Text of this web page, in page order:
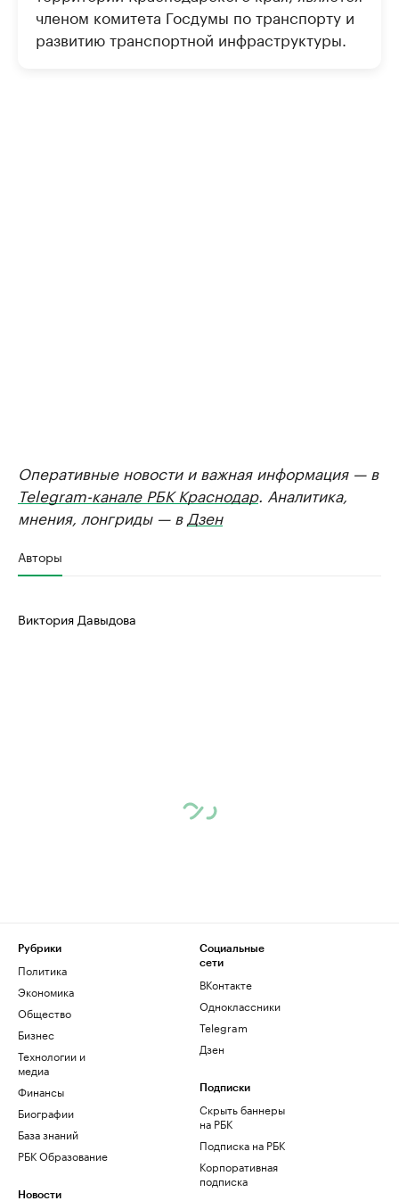
членом комитета Госдумы по транспорту и
развитию транспортной инфраструктуры.
Оперативные новости и важная информация — в
Telegram-канале РБК Краснодар. Аналитика,
мнения, лонгриды — в Дзен
Авторы
Виктория Давыдова
Рубрики
Политика
Экономика
Общество
Бизнес
Технологии и
медиа
Финансы
Биографии
База знаний
РБК Образование
Новости
Социальные
сети
ВКонтакте
Одноклассники
Telegram
Дзен
Подписки
Скрыть баннеры
на РБК
Подписка на РБК
Корпоративная
подписка